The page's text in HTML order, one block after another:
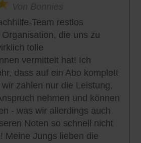
Team restlos
Organisation, die uns zu
tolle
vermittelt hat! Ich
dass auf ein Abo komplett
zahlen nur die Leistung,
nehmen und können
- was wir allerdings auch
Noten so schnell nicht
Meine Jungs lieben die